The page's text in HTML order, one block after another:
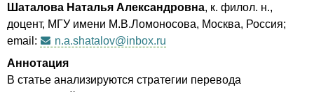
Шаталова Наталья Александровна, к. филол. н.,
доцент, МГУ имени М.В.Ломоносова, Москва, Россия;
email:
n.a.shatalov@inbox.ru
Аннотация
В статье анализируются стратегии перевода